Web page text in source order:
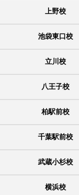
上野校
池袋東口校
立川校
八王子校
柏駅前校
千葉駅前校
武蔵小杉校
横浜校